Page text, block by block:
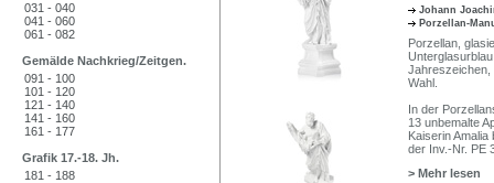
031 - 040
041 - 060
061 - 082
Gemälde Nachkrieg/Zeitgen.
091 - 100
101 - 120
121 - 140
141 - 160
161 - 177
Grafik 17.-18. Jh.
181 - 188
Johann
Porzellan-
Porzellan,
Jahreszeichen,
Wahl.
In der
13 unbemalte
Kaiserin
der Inv.-Nr. PE
> Mehr lesen